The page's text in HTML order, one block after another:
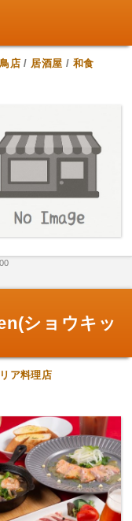
店/ 居酒屋 / 和食
ショウキッ
ア料理店